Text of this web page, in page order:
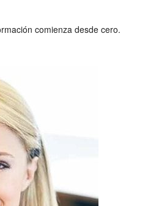
comienza desde cero.